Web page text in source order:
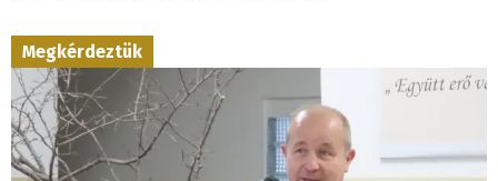
Megkérdeztük